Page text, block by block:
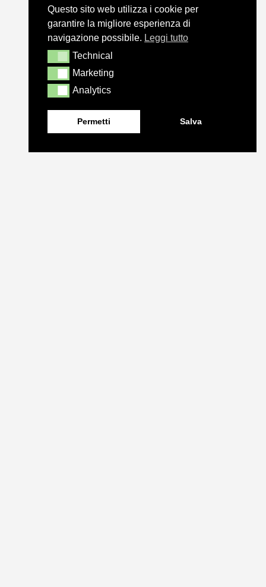
Questo sito web utilizza i cookie per
garantire la migliore esperienza di
navigazione possibile. Leggi tutto
TechnicalTechnical
MarketingMarketing
AnalyticsAnalytics
Permetti Salva